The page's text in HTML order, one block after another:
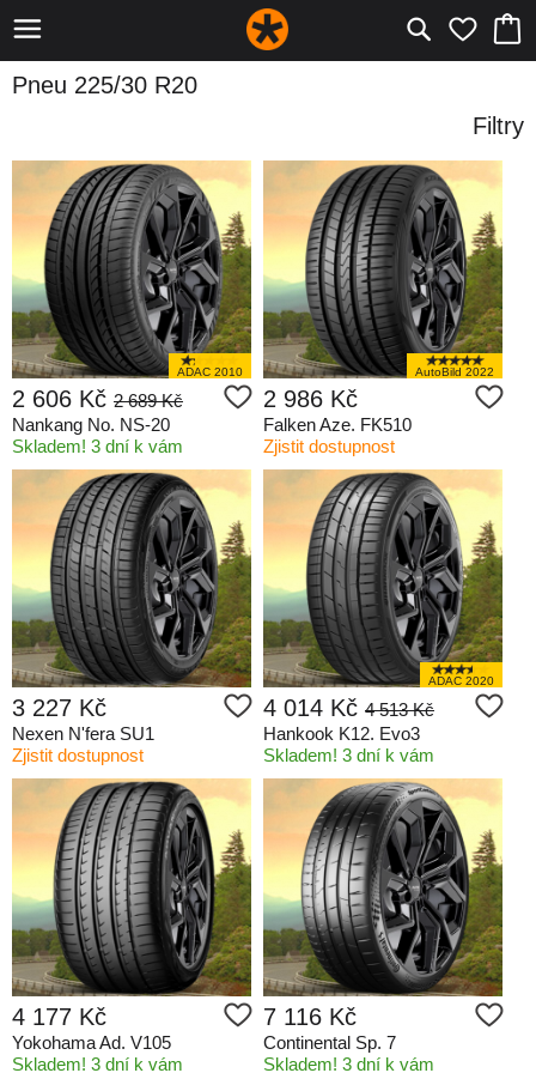
Pneu 225/30 R20
Filtry
ADAC 2010
2 606 Kč 2 689 Kč
Nankang No. NS-20
Skladem! 3 dní k vám
AutoBild 2022
2 986 Kč
Falken Aze. FK510
Zjistit dostupnost
3 227 Kč
Nexen N'fera SU1
Zjistit dostupnost
ADAC 2020
4 014 Kč 4 513 Kč
Hankook K12. Evo3
Skladem! 3 dní k vám
4 177 Kč
Yokohama Ad. V105
Skladem! 3 dní k vám
7 116 Kč
Continental Sp. 7
Skladem! 3 dní k vám